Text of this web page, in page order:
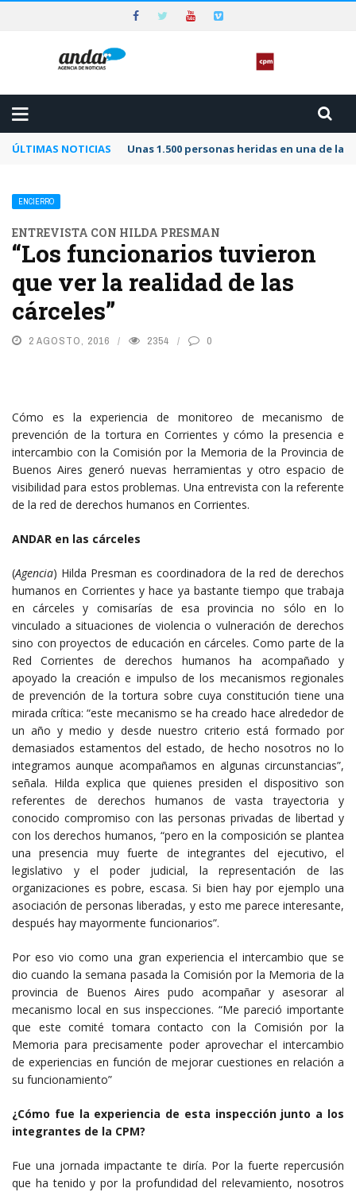
ÚLTIMAS NOTICIAS Unas 1.500 personas heridas en una de
ENCIERRO
ENTREVISTA CON HILDA PRESMAN
“Los funcionarios tuvieron
que ver la realidad de las
cárceles”
2 AGOSTO, 2016 2354 0
Cómo es la experiencia de monitoreo de mecanismo de
prevención de la tortura en Corrientes y cómo la presencia e
intercambio con la Comisión por la Memoria de la Provincia de
Buenos Aires generó nuevas herramientas y otro espacio de
visibilidad para estos problemas. Una entrevista con la referente
de la red de derechos humanos en Corrientes.
ANDAR en las cárceles
(Agencia) Hilda Presman es coordinadora de la red de derechos
humanos en Corrientes y hace ya bastante tiempo que trabaja
en cárceles y comisarías de esa provincia no sólo en lo
vinculado a situaciones de violencia o vulneración de derechos
sino con proyectos de educación en cárceles. Como parte de la
Red Corrientes de derechos humanos ha acompañado y
apoyado la creación e impulso de los mecanismos regionales
de prevención de la tortura sobre cuya constitución tiene una
mirada crítica: “este mecanismo se ha creado hace alrededor de
un año y medio y desde nuestro criterio está formado por
demasiados estamentos del estado, de hecho nosotros no lo
integramos aunque acompañamos en algunas circunstancias”,
señala. Hilda explica que quienes presiden el dispositivo son
referentes de derechos humanos de vasta trayectoria y
conocido compromiso con las personas privadas de libertad y
con los derechos humanos, “pero en la composición se plantea
una presencia muy fuerte de integrantes del ejecutivo, el
legislativo y el poder judicial, la representación de las
organizaciones es pobre, escasa. Si bien hay por ejemplo una
asociación de personas liberadas, y esto me parece interesante,
después hay mayormente funcionarios”.
Por eso vio como una gran experiencia el intercambio que se
dio cuando la semana pasada la Comisión por la Memoria de la
provincia de Buenos Aires pudo acompañar y asesorar al
mecanismo local en sus inspecciones. “Me pareció importante
que este comité tomara contacto con la Comisión por la
Memoria para precisamente poder aprovechar el intercambio
de experiencias en función de mejorar cuestiones en relación a
su funcionamiento”
¿Cómo fue la experiencia de esta inspección junto a los
integrantes de la CPM?
Fue una jornada impactante te diría. Por la fuerte repercusión
que ha tenido y por la profundidad del relevamiento, nosotros